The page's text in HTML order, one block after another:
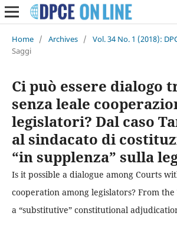
Home / Archives / Vol. 34 No. 1 (2018):
Saggi
Ci può essere dialogo
senza leale
legislatori? Dal caso
al sindacato di
“in supplenza” sulla
Is it possible a dialogue among Courts
cooperation among legislators? From the
a “substitutive” constitutional